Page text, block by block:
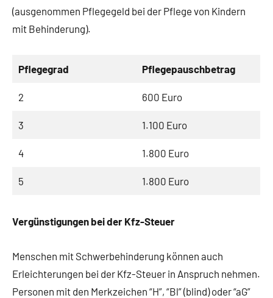
(ausgenommen Pflegegeld bei der Pflege von Kindern
mit Behinderung).
Pflegegrad Pflegepauschbetrag
2 600 Euro
3 1.100 Euro
4 1.800 Euro
5 1.800 Euro
Vergünstigungen bei der Kfz-Steuer
Menschen mit Schwerbehinderung können auch
Erleichterungen bei der Kfz-Steuer in Anspruch nehmen.
Personen mit den Merkzeichen “H”, “Bl” (blind) oder “aG”